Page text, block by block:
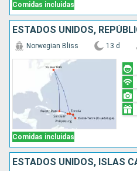
Comidas incluidas
Comidas incluidas
Norwegian Bliss 13 d